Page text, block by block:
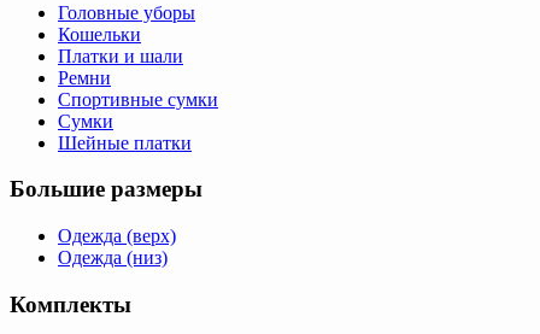
Головные уборы
Кошельки
Платки и шали
Ремни
Спортивные сумки
Сумки
Шейные платки
Большие размеры
Одежда (верх)
Одежда (низ)
Комплекты